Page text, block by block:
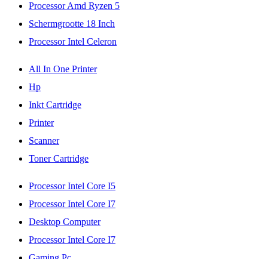
Processor Amd Ryzen 5
Schermgrootte 18 Inch
Processor Intel Celeron
All In One Printer
Hp
Inkt Cartridge
Printer
Scanner
Toner Cartridge
Processor Intel Core I5
Processor Intel Core I7
Desktop Computer
Processor Intel Core I7